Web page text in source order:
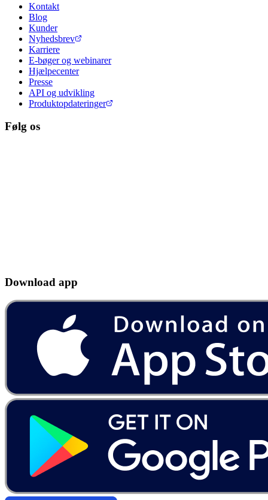
Kontakt
Blog
Kunder
Nyhedsbrev
Karriere
E-bøger og webinarer
Hjælpecenter
Presse
API og udvikling
Produktopdateringer
Følg os
Download app